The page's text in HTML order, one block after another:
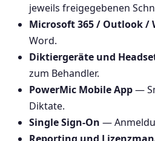
jeweils freigegebenen
Microsoft 365 / Outlook /
Word.
Diktiergeräte und
zum Behandler.
PowerMic Mobile App—
Diktate.
Single Sign-On —
Reporting und